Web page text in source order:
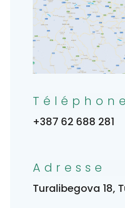
Téléphone
+387 62 688 281
Adresse
Turalibegova 18,